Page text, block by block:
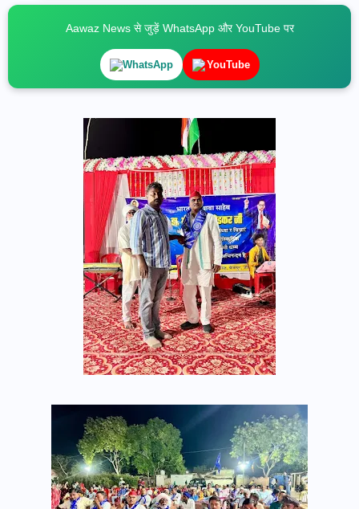
Aawaz News से जुड़ें WhatsApp और YouTube पर
WhatsApp YouTube